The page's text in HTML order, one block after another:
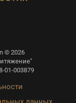
© 2026
01-003879